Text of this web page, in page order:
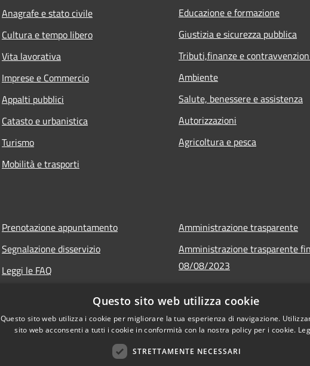
Anagrafe e stato civile
Cultura e tempo libero
Vita lavorativa
Imprese e Commercio
Appalti pubblici
Catasto e urbanistica
Turismo
Mobilità e trasporti
Educazione e formazione
Giustizia e sicurezza pubblica
Tributi,finanze e
Ambiente
Salute, benessere e assistenza
Autorizzazioni
Agricoltura e pesca
Prenotazione appuntamento
Segnalazione disservizio
Leggi le FAQ
Amministrazione trasparente
Amministrazione trasparente
08/08/2023
Note legali
Dichiarazione di accessibilità
Questo sito web utilizza cookie
Questo sito web utilizza i cookie per migliorare la tua esperienza di navigazione.
sito web acconsenti a tutti i cookie in conformità con la nostra policy per i cookie.
STRETTAMENTE NECESSARI